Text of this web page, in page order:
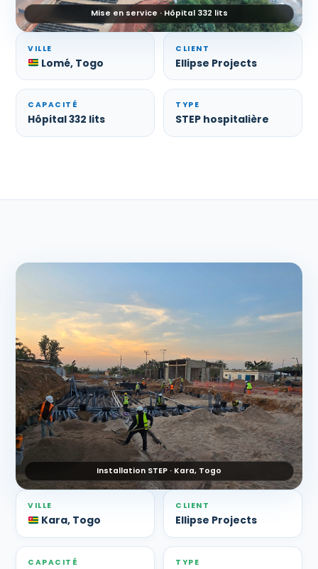
Mise en service · Hôpital 332 lits
VILLE
Lomé, Togo
CLIENT
Ellipse Projects
CAPACITÉ
Hôpital 332 lits
TYPE
STEP hospitalière
Installation STEP · Kara, Togo
VILLE
Kara, Togo
CLIENT
Ellipse Projects
CAPACITÉ TYPE